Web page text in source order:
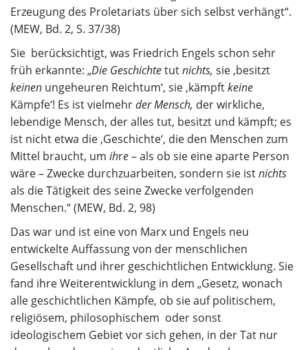
Erzeugung des Proletariats über sich selbst verhängt“.
(MEW, Bd. 2, S. 37/38)
Sie berücksichtigt, was Friedrich Engels schon sehr
früh erkannte: „Die Geschichtetutnichts, sie ‚besitzt
keinen ungeheuren Reichtum‘, sie ‚kämpftkeine
Kämpfe‘! Es ist vielmehrder Mensch, der wirkliche,
lebendige Mensch, der alles tut, besitzt und kämpft; es
ist nicht etwa die ‚Geschichte‘, die den Menschen zum
Mittel braucht, um ihre– als ob sie eine aparte Person
wäre – Zwecke durchzuarbeiten, sondern sie istnichts
als die Tätigkeit des seine Zwecke verfolgenden
Menschen.“ (MEW, Bd. 2, 98)
Das war und ist eine von Marx und Engels neu
entwickelte Auffassung von der menschlichen
Gesellschaft und ihrer geschichtlichen Entwicklung. Sie
fand ihre Weiterentwicklung in dem „Gesetz, wonach
alle geschichtlichen Kämpfe, ob sie auf politischem,
religiösem, philosophischem oder sonst
ideologischem Gebiet vor sich gehen, in der Tat nur